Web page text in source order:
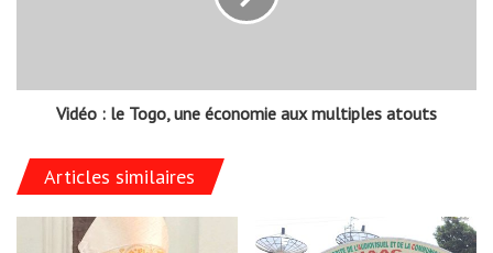
Vidéo : le Togo, une économie aux multiples atouts
Articles similaires